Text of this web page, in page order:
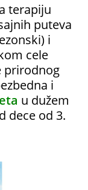
terapiju
puteva
i
cele
prirodnog
i
u dužem
dece od 3.